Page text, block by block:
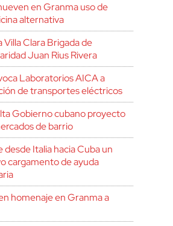
en Granma uso de
alternativa
Villa Clara Brigada de
Juan Rius Rivera
Laboratorios AICA a
de transportes eléctricos
Gobierno cubano proyecto
de barrio
desde Italia hacia Cuba un
cargamento de ayuda
homenaje en Granma a